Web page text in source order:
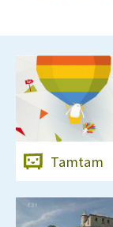
Tamtam